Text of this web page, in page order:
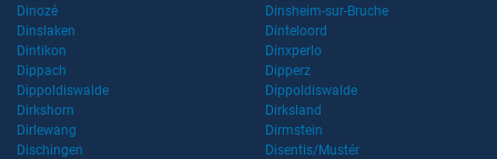
Dinozé
Dinsheim-sur-Bruche
Dinslaken
Dinteloord
Dintikon
Dinxperlo
Dippach
Dipperz
Dippoldiswalde
Dippoldiswalde
Dirkshorn
Dirksland
Dirlewang
Dirmstein
Dischingen
Disentis/Mustér